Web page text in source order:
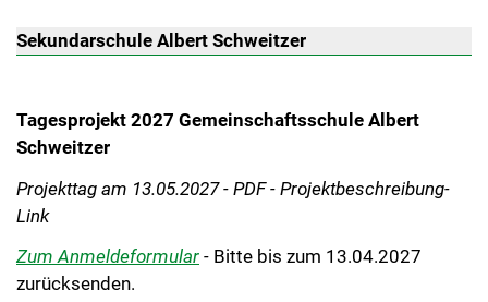
Sekundarschule Albert Schweitzer
Tagesprojekt 2027 Gemeinschaftsschule Albert
Schweitzer
Projekttag am 13.05.2027 - PDF - Projektbeschreibung-
Link
Zum Anmeldeformular - Bitte bis zum 13.04.2027
zurücksenden.